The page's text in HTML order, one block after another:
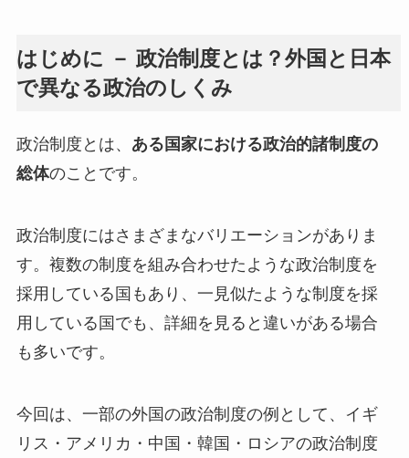
はじめに － 政治制度とは？外国と日本
で異なる政治のしくみ
政治制度とは、 ある国家における政治的諸制度の
総体のことです。
政治制度にはさまざまなバリエーションがありま
す。複数の制度を組み合わせたような政治制度を
採用している国もあり、一見似たような制度を採
用している国でも、詳細を見ると違いがある場合
も多いです。
今回は、一部の外国の政治制度の例として、イギ
リス・アメリカ・中国・韓国・ロシアの政治制度